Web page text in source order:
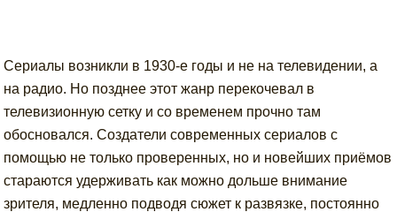
Сериалы возникли в 1930-е годы и не на телевидении, а
на радио. Но позднее этот жанр перекочевал в
телевизионную сетку и со временем прочно там
обосновался. Создатели современных сериалов с
помощью не только проверенных, но и новейших приёмов
стараются удерживать как можно дольше внимание
зрителя, медленно подводя сюжет к развязке, постоянно